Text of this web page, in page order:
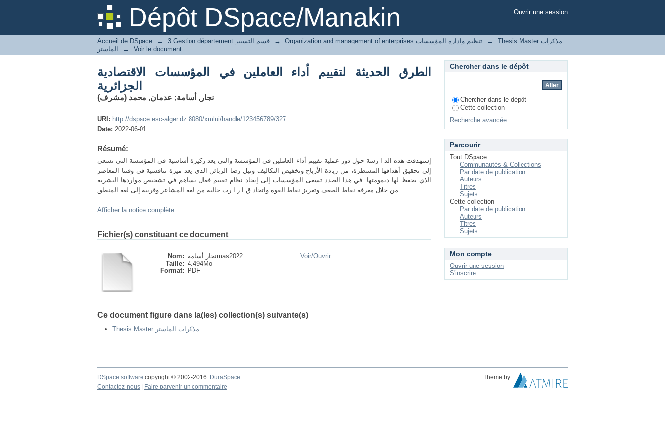
Dépôt DSpace/Manakin
الطرق الحديثة لتقييم أداء العاملين في المؤسسات الاقتصادية الجزائرية Ouvrir une session
Accueil de DSpace → 3 Gestion département قسم التسيير → Organization and management of enterprises تنظيم وادارة المؤسسات →
Thesis Master مذكرات
الماستر
→ Voir le document
الطرق الحديثة لتقييم أداء العاملين في المؤسسات الاقتصادية
الجزائرية
نجار, أسامة; عدمان, محمد (مشرف)
URI: http://dspace.esc-alger.dz:8080/xmlui/handle/123456789/327
Date: 2022-06-01
Résumé:
إستهدفت هذه الد ا رسة حول دور عملية تقييم أداء العاملين في المؤسسة والتي يعد ركيزة أساسية في المؤسسة التي تسعى
إلى تحقيق أهدافها المسطرة، من زيادة الأرباح وتخفيض التكاليف ونيل رضا الزبائن الذي يعد ميزة تنافسية في وقتنا المعاصر
الذي يحفظ لها ديمومتها. في هذا الصدد تسعى المؤسسات إلى إيجاد نظام تقييم فعال يساهم في تشخيص مواردها البشرية
من خلال معرفة نقاط الضعف وتعزيز نقاط القوة واتخاذ ق ا ر ا رت خالية من لغة المشاعر وقريبة إلى لغة المنطق.
Afficher la notice complète
Fichier(s) constituant ce document
Nom:
نجار أسامةmas2022 ...
Taille: 4.494Mo
Format:
PDF
Voir/Ouvrir
Ce document figure dans la(les) collection(s) suivante(s)
Thesis Master مذكرات الماستر
Chercher dans le dépôt
Chercher dans le dépôt
Cette collection
Recherche avancée
Parcourir
Tout DSpace
Communautés & Collections
Par date de publication
Auteurs
Titres
Sujets
Cette collection
Par date de publication
Auteurs
Titres
Sujets
Mon compte
Ouvrir une session
S'inscrire
DSpace software copyright © 2002-2016 DuraSpace
Theme by
Contactez-nous
Faire parvenir un commentaire